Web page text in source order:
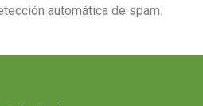
automática de spam.